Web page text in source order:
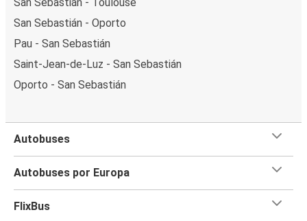
San Sebastián - Oporto
Pau - San Sebastián
Saint-Jean-de-Luz - San Sebastián
Oporto - San Sebastián
Autobuses
Autobuses por Europa
FlixBus